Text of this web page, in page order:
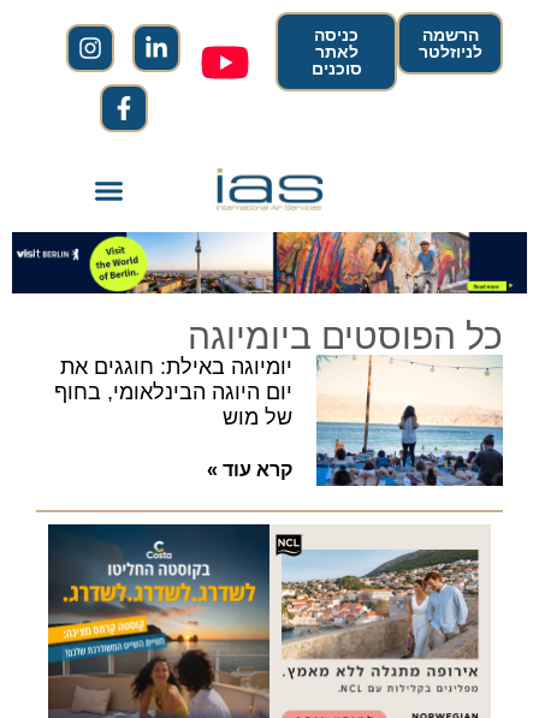
הרשמה
לניוזלטר
כניסה
לאתר
סוכנים
כל הפוסטים ביומיוגה
יומיוגה באילת: חוגגים את
יום היוגה הבינלאומי, בחוף
של מוש
קרא עוד »